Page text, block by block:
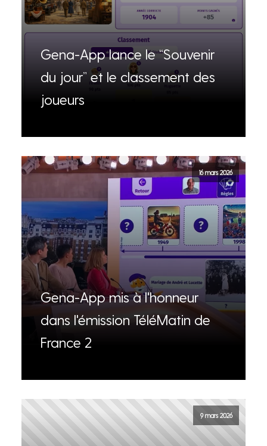
Gena-App lance le “Souvenir
du jour” et le classement des
joueurs
16 mars 2026
Gena-App mis à l'honneur
dans l'émission TéléMatin de
France 2
9 mars 2026